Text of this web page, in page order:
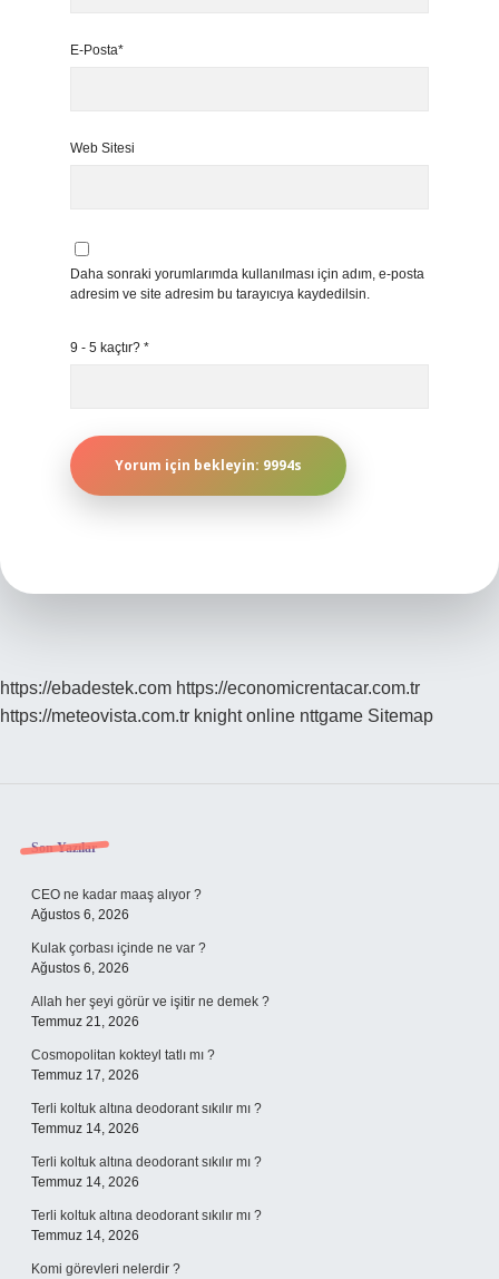
E-Posta*
Web Sitesi
Daha sonraki yorumlarımda kullanılması için adım, e-posta
adresim ve site adresim bu tarayıcıya kaydedilsin.
9 - 5 kaçtır? *
https://ebadestek.com https://economicrentacar.com.tr
https://meteovista.com.tr knight online nttgame Sitemap
Sidebar
Son Yazılar
CEO ne kadar maaş alıyor ?
Ağustos 6, 2026
Kulak çorbası içinde ne var ?
Ağustos 6, 2026
Allah her şeyi görür ve işitir ne demek ?
Temmuz 21, 2026
Cosmopolitan kokteyl tatlı mı ?
Temmuz 17, 2026
Terli koltuk altına deodorant sıkılır mı ?
Temmuz 14, 2026
Terli koltuk altına deodorant sıkılır mı ?
Temmuz 14, 2026
Terli koltuk altına deodorant sıkılır mı ?
Temmuz 14, 2026
Komi görevleri nelerdir ?